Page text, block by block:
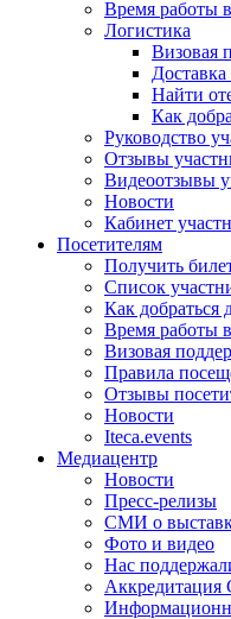
Время работы
Логистика
Визовая
Найти
Как
Руководство
Отзывы
Видеоотзывы
Новости
Кабинет
Посетителям
Получить
Список
Как добраться
Время работы
Визовая
Правила
Отзывы
Новости
Iteca.events
Медиацентр
Новости
Пресс-релизы
СМИ о
Фото и видео
Нас